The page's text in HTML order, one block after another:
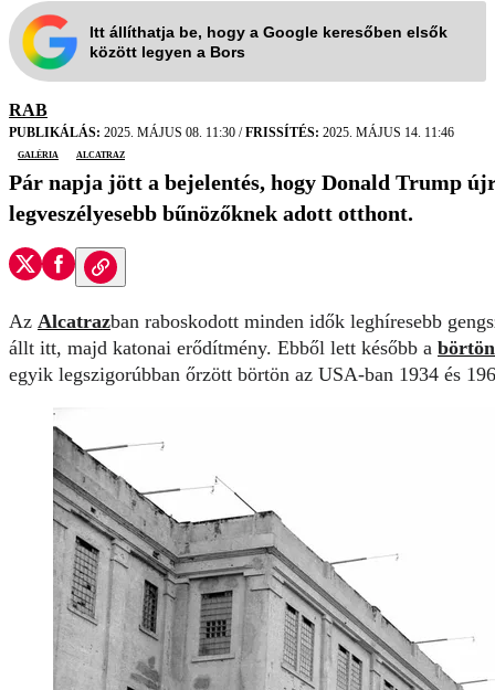
Itt állíthatja be, hogy a Google keresőben elsők
között legyen a Bors
RAB
PUBLIKÁLÁS: 2025. MÁJUS 08. 11:30 /FRISSÍTÉS: 2025. MÁJUS 14. 11:46
galéria
Alcatraz
Pár napja jött a bejelentés, hogy Donald Trump
legveszélyesebb bűnözőknek adott otthont.
Az Alcatrazban raboskodott minden idők leghíresebb
állt itt, majd katonai erődítmény. Ebből lett később a börtön
egyik legszigorúbban őrzött börtön az USA-ban 1934 és